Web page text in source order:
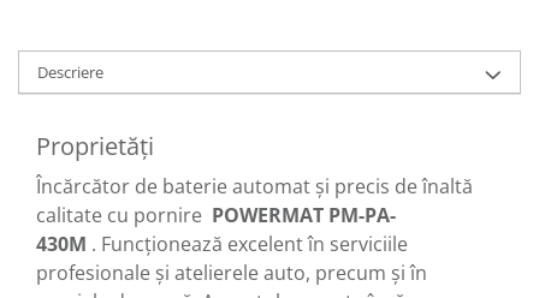
Descriere
Proprietăți
Încărcător de baterie automat și precis de înaltă
calitate cu pornire POWERMAT PM-PA-
430M . Funcționează excelent în serviciile
profesionale și atelierele auto, precum și în